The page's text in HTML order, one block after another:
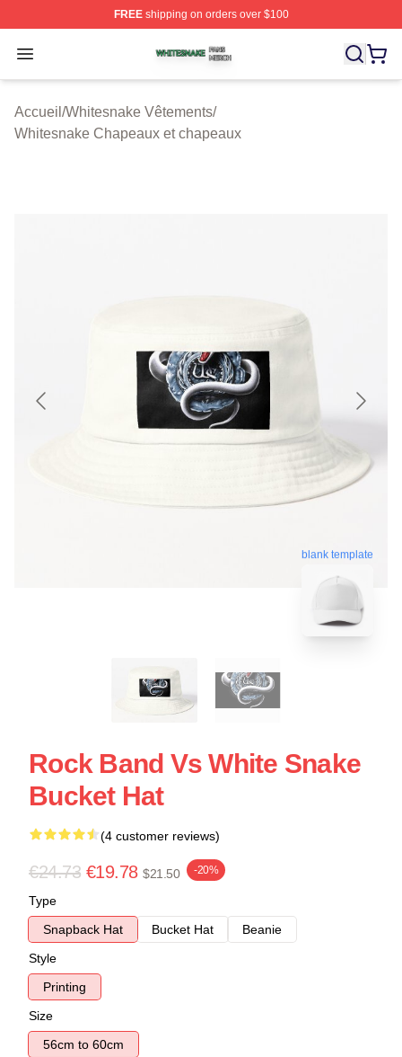
FREEshipping on orders over $100
Open menu
Whitesnake Shop ⚡️ Officially Licensed Whitesnake
Accueil /Whitesnake Vêtements/
Whitesnake Chapeaux et chapeaux
blank template
Rock Band Vs White Snake
Bucket Hat
(4 customer reviews)
€24.73 €19.78 $21.50 -20%
Type
Snapback Hat
Bucket Hat
Beanie
Style
Printing
Size
56cm to 60cm